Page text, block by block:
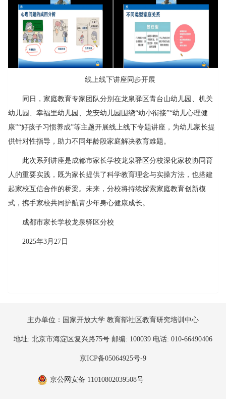
线上线下讲座同步开展
同日，家庭教育专家团队分别在龙泉驿区青台山幼儿园、机关
幼儿园、幸福里幼儿园、龙安幼儿园围绕“幼小衔接”“幼儿心理健
康”“好孩子习惯养成”等主题开展线上线下专题讲座，为幼儿家长提
供针对性指导，助力不同年龄段家庭解决教育难题。
此次系列讲座是成都市家长学校龙泉驿区分校深化家校协同育
人的重要实践，既为家长提供了科学教育理念与实操方法，也搭建
起家校互信合作的桥梁。未来，分校将持续探索家庭教育创新模
式，携手家校共同护航青少年身心健康成长。
成都市家长学校龙泉驿区分校
2025年3月27日
主办单位：国家开放大学 教育部社区教育研究培训中心
地址: 北京市海淀区复兴路75号 邮编: 100039 电话: 010-66490406
京ICP备05064925号-9
京公网安备 11010802039508号